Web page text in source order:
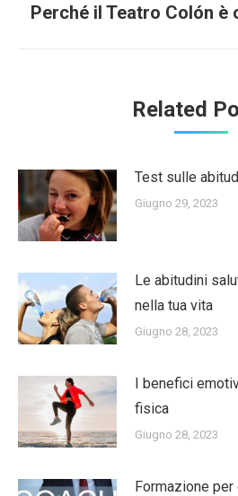
Next
Perché il Teatro Colón è
Related
Test sulle
Giugno 29, 2023
Le abitudini
nella tua vita
Giugno 28, 2023
I benefici
fisica
Giugno 28, 2023
Formazione per